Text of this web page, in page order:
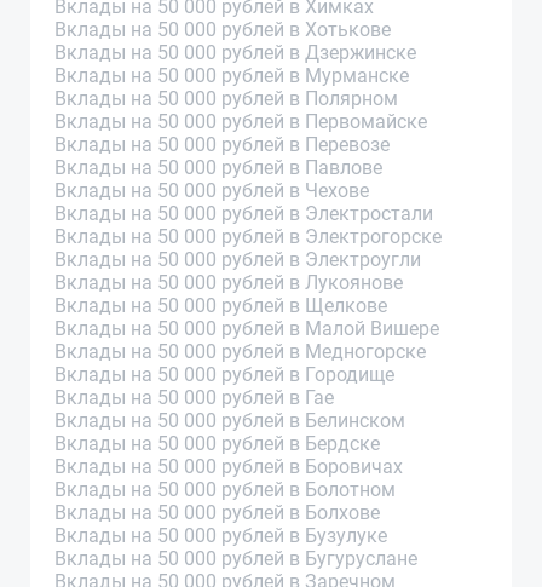
Вклады на 50 000 рублей в Химках
Вклады на 50 000 рублей в Хотькове
Вклады на 50 000 рублей в Дзержинске
Вклады на 50 000 рублей в Мурманске
Вклады на 50 000 рублей в Полярном
Вклады на 50 000 рублей в Первомайске
Вклады на 50 000 рублей в Перевозе
Вклады на 50 000 рублей в Павлове
Вклады на 50 000 рублей в Чехове
Вклады на 50 000 рублей в Электростали
Вклады на 50 000 рублей в Электрогорске
Вклады на 50 000 рублей в Электроугли
Вклады на 50 000 рублей в Лукоянове
Вклады на 50 000 рублей в Щелкове
Вклады на 50 000 рублей в Малой Вишере
Вклады на 50 000 рублей в Медногорске
Вклады на 50 000 рублей в Городище
Вклады на 50 000 рублей в Гае
Вклады на 50 000 рублей в Белинском
Вклады на 50 000 рублей в Бердске
Вклады на 50 000 рублей в Боровичах
Вклады на 50 000 рублей в Болотном
Вклады на 50 000 рублей в Болхове
Вклады на 50 000 рублей в Бузулуке
Вклады на 50 000 рублей в Бугуруслане
Вклады на 50 000 рублей в Заречном